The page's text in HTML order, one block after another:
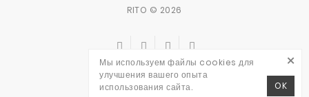
RITO © 2026
Мы используем файлы cookies для
улучшения вашего опыта
использования сайта.
OK
×